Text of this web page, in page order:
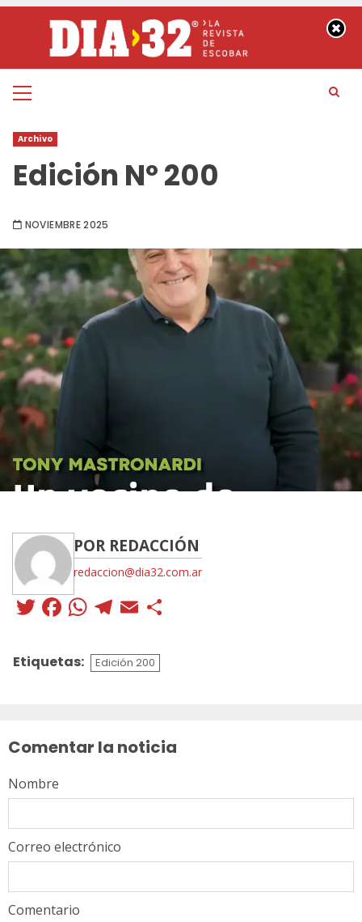
contenido
Menú
Archivo
Edición Nº 200
NOVIEMBRE 2025
POR REDACCIÓN
redaccion@dia32.com.ar
Twitter
Facebook
WhatsApp
Telegram
Email
Etiquetas: Edición 200
Comentar la noticia
Comentario
Nombre
Correo electrónico